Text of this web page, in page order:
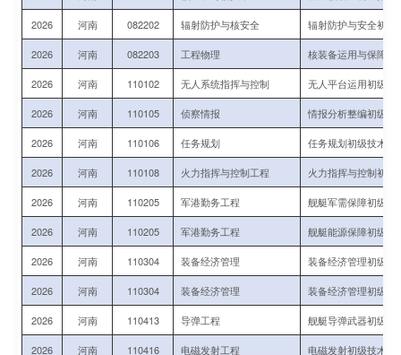
2026 河南 082202 辐射防护与核安全 辐射防护与安全初级
2026 河南 082203 工程物理 核装备运用与保障初
2026 河南 110102 无人系统指挥与控制 无人平台运用初级指
2026 河南 110105 侦察情报 情报分析整编初级指
2026 河南 110106 任务规划 任务规划初级技术军
2026 河南 110108 火力指挥与控制工程 火力指挥与控制初级
2026 河南 110205 军港勤务工程 舰艇军需保障初级指
2026 河南 110205 军港勤务工程 舰艇能源保障初级指
2026 河南 110304 装备经济管理 装备经济管理初级技
2026 河南 110304 装备经济管理 装备经济管理初级技
2026 河南 110413 导弹工程 舰艇导弹武器初级技
2026 河南 110416 电磁发射工程 电磁发射初级技术军